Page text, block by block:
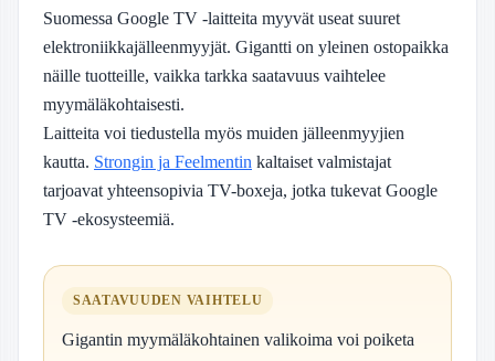
Suomessa Google TV -laitteita myyvät useat suuret
elektroniikkajälleenmyyjät. Gigantti on yleinen ostopaikka
näille tuotteille, vaikka tarkka saatavuus vaihtelee
myymäläkohtaisesti.
Laitteita voi tiedustella myös muiden jälleenmyyjien
kautta. Strongin ja Feelmentin kaltaiset valmistajat
tarjoavat yhteensopivia TV-boxeja, jotka tukevat Google
TV -ekosysteemiä.
SAATAVUUDEN VAIHTELU
Gigantin myymäläkohtainen valikoima voi poiketa